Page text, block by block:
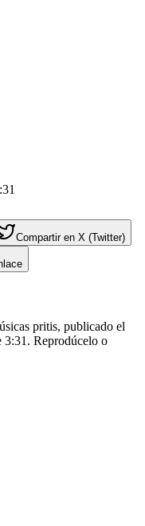
Compartir en X (Twitter)
pritis, publicado el
3:31. Reprodúcelo o